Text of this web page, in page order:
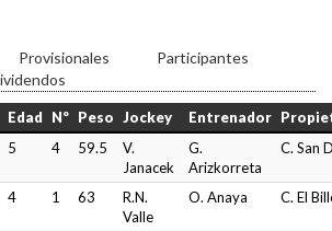
Provisionales
Participantes
Edad Nº Peso Jockey Entrenador
5 4 59.5
V.
Janacek
G.
Arizkorreta
C. San
4 1 63
R.N.
Valle
O. Anaya C. El